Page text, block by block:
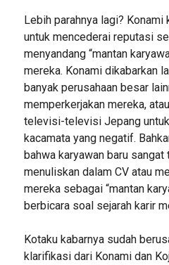
Lebih parahnya lagi? Konami
untuk mencederai reputasi
menyandang “mantan
mereka. Konami dikabarkan
banyak perusahaan besar
memperkerjakan mereka,
televisi-televisi Jepang
kacamata yang negatif.
bahwa karyawan baru sangat
menuliskan dalam CV atau
mereka sebagai “mantan
berbicara soal sejarah karir
Kotaku kabarnya sudah
klarifikasi dari Konami dan